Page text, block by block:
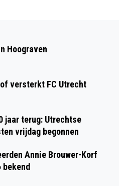
Hoograven
versterkt FC Utrecht
jaar terug: Utrechtse
vrijdag begonnen
Annie Brouwer-Korf
bekend